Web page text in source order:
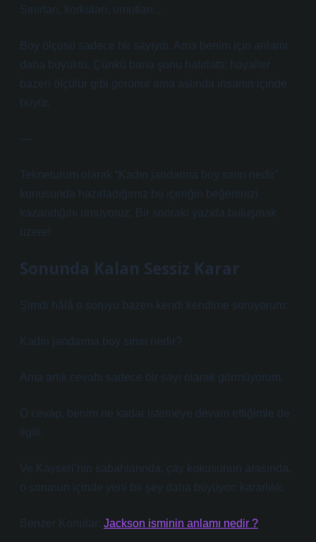
Sınırları, korkuları, umutları…
Boy ölçüsü sadece bir sayıydı. Ama benim için anlamı
daha büyüktü. Çünkü bana şunu hatırlattı: hayaller
bazen ölçülür gibi görünür ama aslında insanın içinde
büyür.
—
Tekneturum olarak “Kadın jandarma boy sınırı nedir”
konusunda hazırladığımız bu içeriğin beğeninizi
kazandığını umuyoruz. Bir sonraki yazıda buluşmak
üzere!
Sonunda Kalan Sessiz Karar
Şimdi hâlâ o soruyu bazen kendi kendime soruyorum:
Kadın jandarma boy sınırı nedir?
Ama artık cevabı sadece bir sayı olarak görmüyorum.
O cevap, benim ne kadar istemeye devam ettiğimle de
ilgili.
Ve Kayseri’nin sabahlarında, çay kokusunun arasında,
o sorunun içinde yeni bir şey daha büyüyor: kararlılık.
Benzer Konular: Jackson isminin anlamı nedir ?